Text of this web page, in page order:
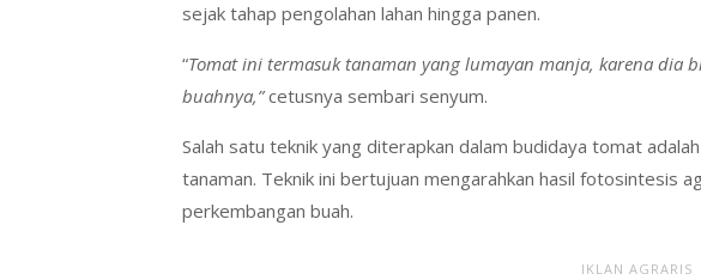
sejak tahap pengolahan lahan hingga panen.
“Tomat ini termasuk tanaman yang lumayan manja, karena dia
buahnya,”cetusnya sembari senyum.
Salah satu teknik yang diterapkan dalam budidaya tomat
tanaman. Teknik ini bertujuan mengarahkan hasil fotosintesis
perkembangan buah.
IKLAN AGRARIS